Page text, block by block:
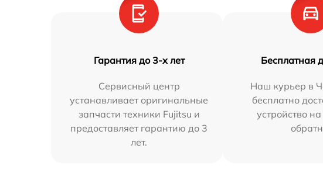
Гарантия до 3-х лет
Сервисный центр
устанавливает оригинальные
запчасти техники Fujitsu и
предоставляет гарантию до 3
лет.
Бесплатная
Наш курьер в
бесплатно
устройство